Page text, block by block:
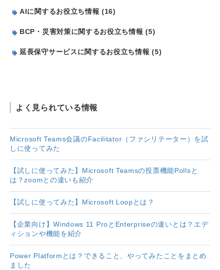
AIに関するお役立ち情報 (16)
BCP・災害対策に関するお役立ち情報 (5)
延長保守サービスに関するお役立ち情報 (5)
よく見られている情報
Microsoft Teams会議のFacilitator（ファシリテーター）を試
しに使ってみた
【試しに使ってみた】Microsoft Teamsの投票機能Pollsと
は？zoomとの違いも紹介
【試しに使ってみた】Microsoft Loopとは？
【企業向け】Windows 11 ProとEnterpriseの違いとは？エデ
ィションや機能を紹介
Power Platformとは？できること、やってみたことをまとめ
ました